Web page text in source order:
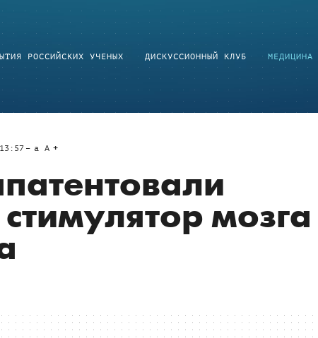
РОССИЙСКИХ УЧЕНЫХ ДИСКУССИОННЫЙ КЛУБ МЕДИЦИНА
a A
мозга